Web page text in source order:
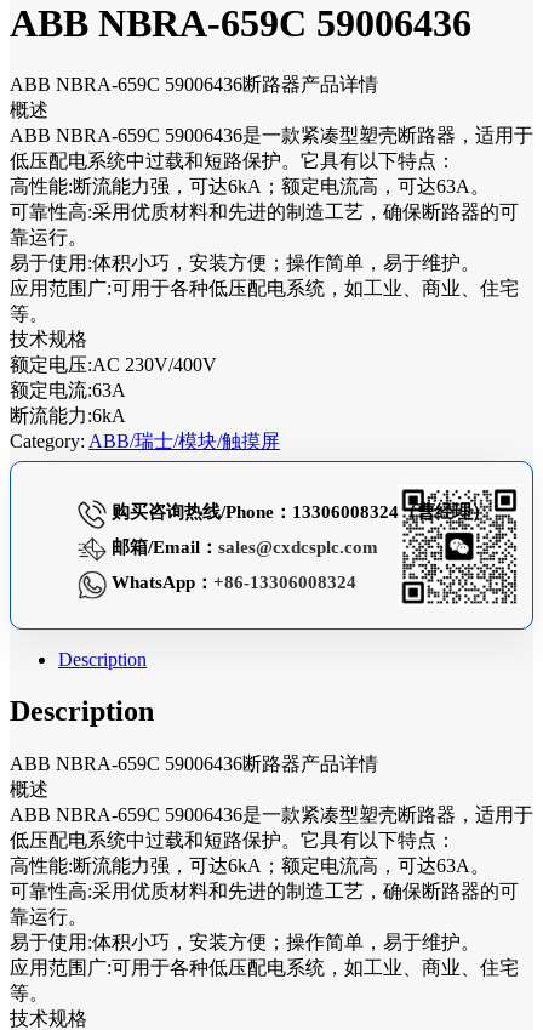
ABB NBRA-659C 59006436
ABB NBRA-659C 59006436断路器产品详情
概述
ABB NBRA-659C 59006436是一款紧凑型塑壳断路器，适用于
低压配电系统中过载和短路保护。它具有以下特点：
高性能:断流能力强，可达6kA；额定电流高，可达63A。
可靠性高:采用优质材料和先进的制造工艺，确保断路器的可
靠运行。
易于使用:体积小巧，安装方便；操作简单，易于维护。
应用范围广:可用于各种低压配电系统，如工业、商业、住宅
等。
技术规格
额定电压:AC 230V/400V
额定电流:63A
断流能力:6kA
Category: ABB/瑞士/模块/触摸屏
购买咨询热线/Phone：13306008324（曹经理）
邮箱/Email： sales@cxdcsplc.com
WhatsApp： +86-13306008324
Description
Description
ABB NBRA-659C 59006436断路器产品详情
概述
ABB NBRA-659C 59006436是一款紧凑型塑壳断路器，适用于
低压配电系统中过载和短路保护。它具有以下特点：
高性能:断流能力强，可达6kA；额定电流高，可达63A。
可靠性高:采用优质材料和先进的制造工艺，确保断路器的可
靠运行。
易于使用:体积小巧，安装方便；操作简单，易于维护。
应用范围广:可用于各种低压配电系统，如工业、商业、住宅
等。
技术规格